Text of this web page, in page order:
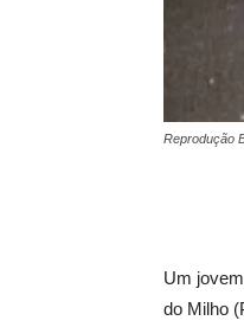
Reprodução
Um
do Milho